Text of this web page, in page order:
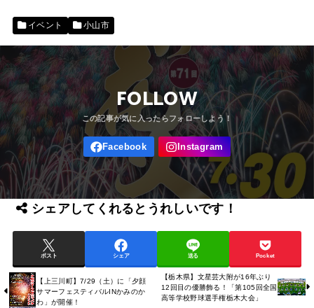
イベント 小山市
FOLLOW
シェアしてくれるとうれしいです！
ポスト シェア 送る Pocket
【上三川町】7/29（土）に「夕顔
サマーフェスティバルINかみのか
わ」が開催！
【栃木県】文星芸大附が16年ぶり
12回目の優勝飾る！「第105回全国
高等学校野球選手権栃木大会」